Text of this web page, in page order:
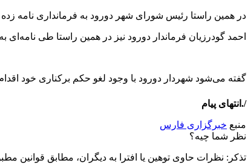
در همین راستا رئیس شورای شهر دورود به فرمانداری نامه
احمد گودرزیان فرماندار دورود نیز در همین راستا طی
گفته می‌شود شهردار دورود با وجود لغو حکم برکناری خود
/.انتهای پیام
منبع خبرگزاری فارس
نظر شما چیه؟
تذكر: نظرات حاوی توهين يا افترا به ديگران، مطابق قوانين